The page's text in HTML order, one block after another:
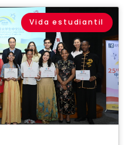
Vida estudiantil